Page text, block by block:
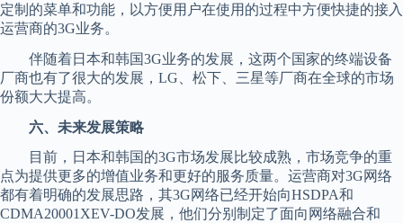
定制的菜单和功能，以方便用户在使用的过程中方便快捷的接入
运营商的3G业务。
伴随着日本和韩国3G业务的发展，这两个国家的终端设备
厂商也有了很大的发展，LG、松下、三星等厂商在全球的市场
份额大大提高。
六、未来发展策略
目前，日本和韩国的3G市场发展比较成熟，市场竞争的重
点为提供更多的增值业务和更好的服务质量。运营商对3G网络
都有着明确的发展思路，其3G网络已经开始向HSDPA和
CDMA20001XEV-DO发展，他们分别制定了面向网络融合和